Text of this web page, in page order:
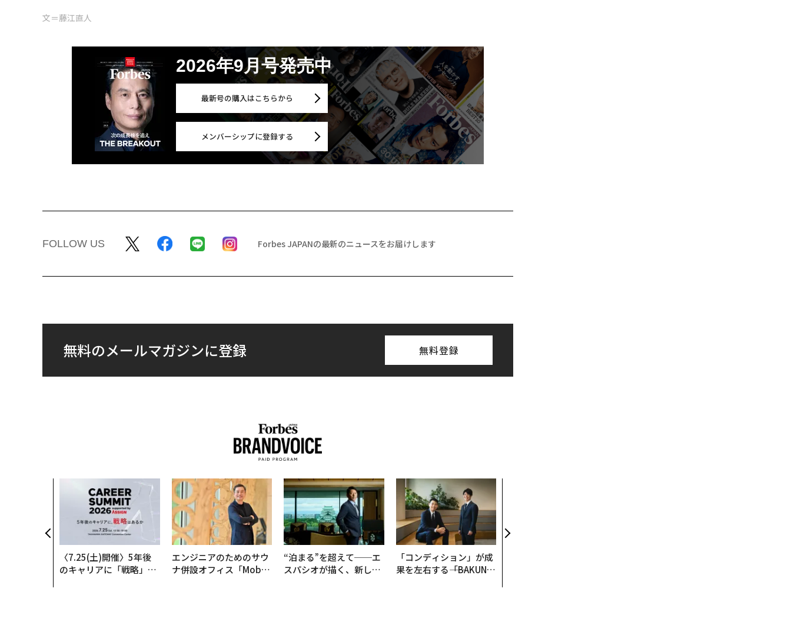
文＝藤江直人
2026年9月号発売中
最新号の購入はこちらから
メンバーシップに登録する
FOLLOW US Forbes JAPANの最新のニュースをお届けします
無料のメールマガジンに登録 無料登録
〈7.25(土)開催〉5年後
のキャリアに「戦略」は
エンジニアのためのサウ
ナ併設オフィス「Mobiu
“泊まる”を超えて──エ
スパシオが描く、新しい
「コンディション」が成
果を左右する――「BAKUN